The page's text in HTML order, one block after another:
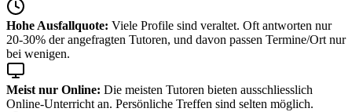
Hohe Ausfallquote: Viele Profile sind veraltet. Oft antworten nur
20-30% der angefragten Tutoren, und davon passen Termine/Ort nur
bei wenigen.
Meist nur Online: Die meisten Tutoren bieten ausschliesslich
Online-Unterricht an. Persönliche Treffen sind selten möglich.